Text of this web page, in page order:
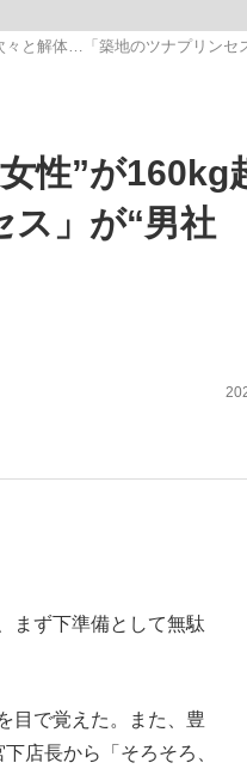
と解体…「築地のツナプリンセ
性”が160kg
」が“男社
まず下準備として無駄
目で覚えた。また、豊
店長から「そろそろ、